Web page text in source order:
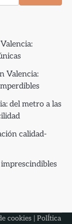
Valencia:
del metro a las
calidad-
cookies| PolÍtica